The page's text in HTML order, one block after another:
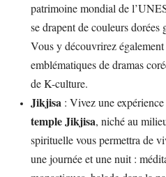
patrimoine mondial de
se drapent de couleurs dorées
Vous y découvrirez
emblématiques de dramas
de K-culture.
Jikjisa : Vivez une
temple Jikjisa, niché au
spirituelle vous permettra de
une journée et une nuit :